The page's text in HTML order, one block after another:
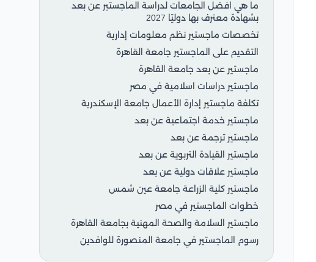
ما هي افضل الجامعات لدراسة الماجستير عن بعد
بشهادة معترف بها دوليًا 2027
تخصصات ماجستير نظم معلومات إدارية
التقديم على الماجستير جامعة القاهرة
ماجستير عن بعد جامعة القاهرة
ماجستير دراسات اسلامية في مصر
تكلفة ماجستير إدارة الأعمال جامعة الإسكندرية
ماجستير خدمة اجتماعية عن بعد
ماجستير ترجمة عن بعد
ماجستير القيادة التربوية عن بعد
ماجستير علاقات دولية عن بعد
ماجستير كلية الزراعة جامعة عين شمس
خطوات الماجستير في مصر
ماجستير السلامة والصحة المهنية بجامعة القاهرة
رسوم الماجستير في جامعة المنصورة للوافدين